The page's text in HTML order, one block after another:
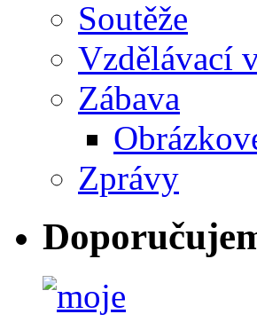
Soutěže
Vzdělávací
Zábava
Zprávy